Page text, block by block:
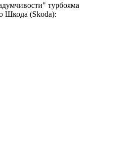
турбояма
Шкода (Skoda):